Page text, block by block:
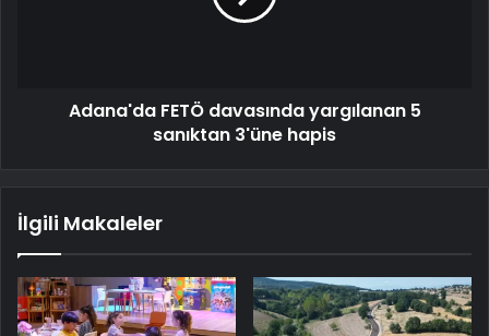
Adana'da FETÖ davasında yargılanan 5
sanıktan 3'üne hapis
İlgili Makaleler